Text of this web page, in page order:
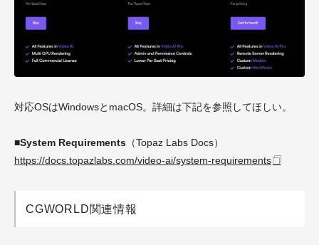
対応OSはWindowsとmacOS。詳細は下記を参照してほしい。
■System Requirements （Topaz Labs Docs）
https://docs.topazlabs.com/video-ai/system-requirements
CGWORLD関連情報